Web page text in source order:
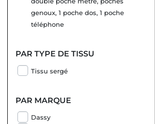
genoux, 1 poche dos, 1 poche
téléphone
PAR TYPE DE TISSU
Tissu sergé
PAR MARQUE
Dassy